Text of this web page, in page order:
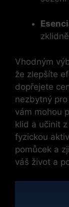
Vhodným
že zlepšíte
dopřejete
nezbytný
vám mohou
klid a učinit
fyzickou
pomůcek a
váš život a